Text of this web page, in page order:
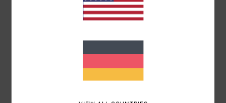
Taschen Vorne Und Hinten
Leichte Wäsche